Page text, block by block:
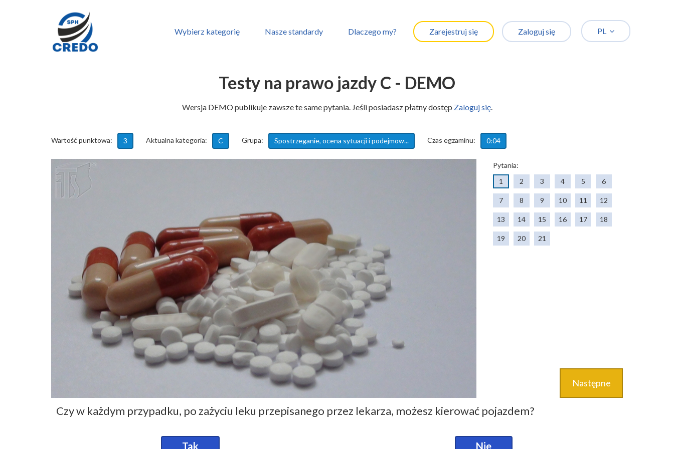
PL
Wybierz kategorię Nasze standardy Dlaczego my? Zarejestruj się Zaloguj się
Testy na prawo jazdy C - DEMO
Wersja DEMO publikuje zawsze te same pytania. Jeśli posiadasz płatny dostęp Zaloguj się.
Wartość punktowa: 3 Aktualna kategoria: C Grupa: Spostrzeganie, ocena sytuacji i podejmow... Czas egzaminu: 0:04
Pytania:
1
2 3 4 5 6
7 8 9 10 11 12
13 14 15 16 17 18
19 20 21
Następne
Czy w każdym przypadku, po zażyciu leku przepisanego przez lekarza, możesz kierować pojazdem?
Tak Nie